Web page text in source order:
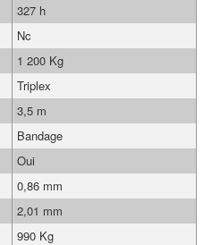
327 h
Nc
1 200 Kg
Triplex
3,5 m
Bandage
Oui
0,86 mm
2,01 mm
990 Kg